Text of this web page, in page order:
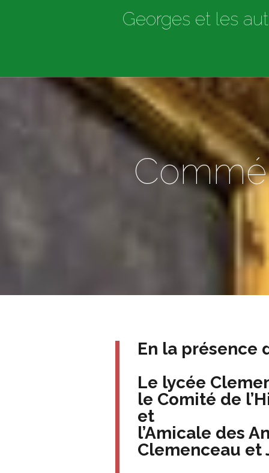
Georges et les
En la présence
Le lycée
le Comité de
et
l’Amicale des
Clemenceau et